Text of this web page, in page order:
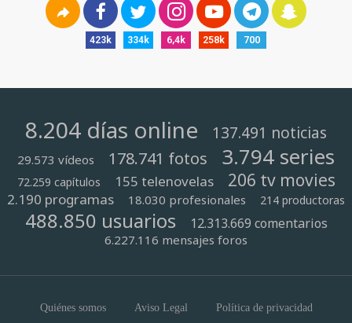
423k 334k 6,4k 258k 700
8.204 días online 137.491 noticias
29.573 vídeos 178.741 fotos 3.794 series
72.259 capítulos 155 telenovelas 206 tv movies
2.190 programas 18.030 profesionales 214 productoras
488.850 usuarios 12.313.669 comentarios
6.227.116 mensajes foros
Quiénes somos Aviso Legal
Política de privacidad